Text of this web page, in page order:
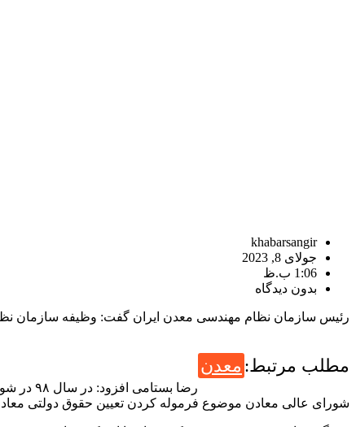
khabarsangir
جولای 8, 2023
1:06 ب.ظ
بدون دیدگاه
رئیس سازمان نظام مهندسی معدن ایران گفت: وظیفه سازمان
مطلب مرتبط: معدن
شورای عالی معادن موضوع فرموله کردن تعیین حقوق دولتی